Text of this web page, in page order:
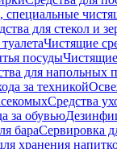
специальные
для стекол и
Чистящие
посуды
для напольных
за техникой
Средства
за обувью
бараСервировка
хранения